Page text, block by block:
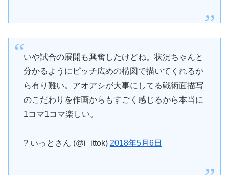
いや試合の展開も興奮したけどね。状況ちゃんと
分かるようにピッチ広めの構図で描いてくれるか
ら有り難い。アオアシが大事にしてる戦術面描写
のこだわりを作画からもすごく感じるから本当に
1コマ1コマ楽しい。
? いっとさん (@i_ittok) 2018年5月6日